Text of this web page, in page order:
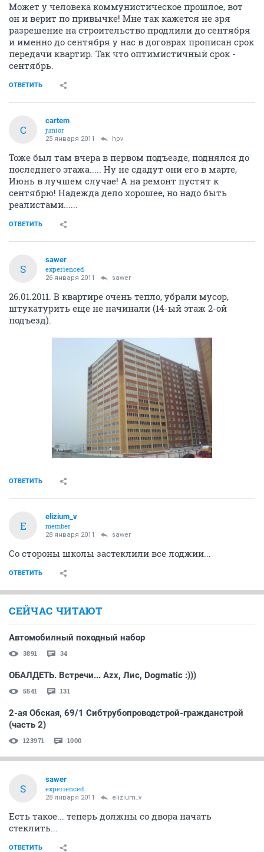
Может у человека коммунистическое прошлое, вот
он и верит по привычке! Мне так кажется не зря
разрешение на строительство продлили до сентября
и именно до сентября у нас в договрах прописан срок
передачи квартир. Так что оптимистичный срок -
сентябрь.
ОТВЕТИТЬ
C
cartem
junior
25 января 2011 hpv
Тоже был там вчера в первом подъезде, поднялся до
последнего этажа..... Ну не сдадут они его в марте,
Июнь в лучшем случае! А на ремонт пустят к
сентябрю! Надежда дело хорошее, но надо быть
реалистами......
ОТВЕТИТЬ
S
sawer
experienced
26 января 2011 sawer
26.01.2011. В квартире очень тепло, убрали мусор,
штукатурить еще не начинали (14-ый этаж 2-ой
подъезд).
ОТВЕТИТЬ
E
elizium_v
member
28 января 2011 sawer
Со стороны школы застеклили все лоджии...
ОТВЕТИТЬ
СЕЙЧАС ЧИТАЮТ
Автомобилный походный набор
3891 34
ОБАЛДЕТЬ. Встречи... Azx, Лис, Dogmatic :)))
5541 131
2-ая Обская, 69/1 Сибтрубопроводстрой-гражданстрой
(часть 2)
123971 1000
S
sawer
experienced
28 января 2011 elizium_v
Есть такое... теперь должны со двора начать
стеклить...
ОТВЕТИТЬ